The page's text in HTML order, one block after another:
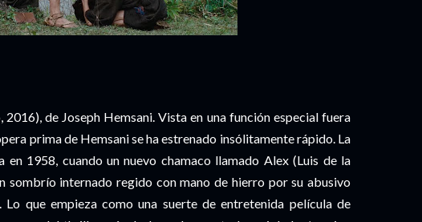
2016), de Joseph Hemsani. Vista en una función especial fuera
prima de Hemsani se ha estrenado insólitamente rápido. La
en 1958, cuando un nuevo chamaco llamado Alex (Luis de la
sombrío internado regido con mano de hierro por su abusivo
que empieza como una suerte de entretenida película de